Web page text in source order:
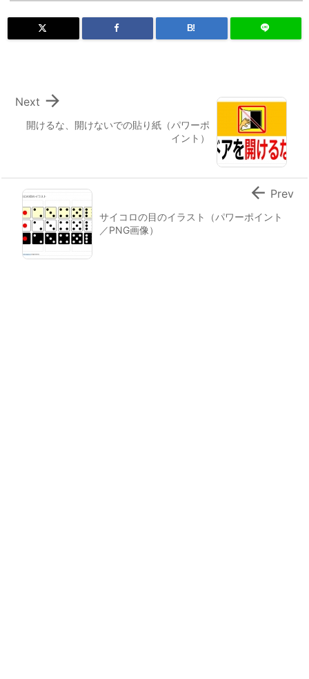
B!
開けるな、開けないでの貼り紙（パワーポ
イント）

Next
サイコロの目のイラスト（パワーポイント
／PNG画像）
 Prev